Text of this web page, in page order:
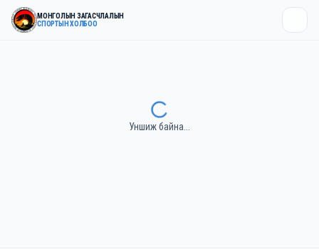
МОНГОЛЫН ЗАГАСЧЛАЛЫН
СПОРТЫН ХОЛБОО
Уншиж байна...